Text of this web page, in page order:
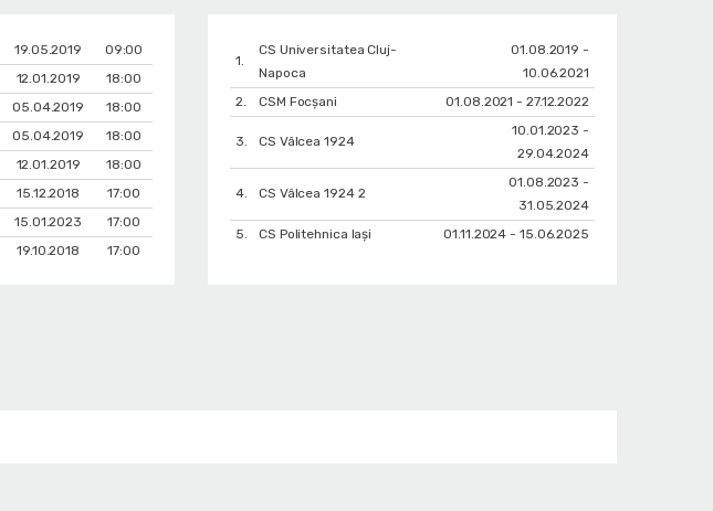
19.05.2019
09:00
12.01.2019
18:00
05.04.2019
18:00
05.04.2019
18:00
12.01.2019
18:00
15.12.2018
17:00
15.01.2023
17:00
19.10.2018 17:00
1.
CS Universitatea Cluj-
Napoca
01.08.2019 -
10.06.2021
2.
CSM Focșani 01.08.2021 - 27.12.2022
3. CS Vâlcea 1924
10.01.2023 -
29.04.2024
4. CS Vâlcea 1924 2
01.08.2023 -
31.05.2024
5.
CS Politehnica Iași 01.11.2024 - 15.06.2025